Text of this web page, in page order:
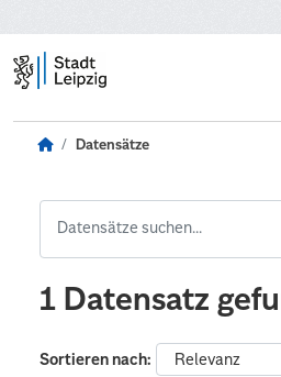
Datensätze
1 Datensatz
Sortieren nach